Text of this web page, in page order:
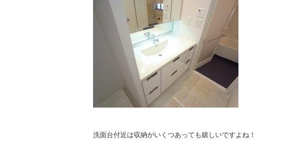
洗面台付近は収納がいくつあっても嬉しいですよね！